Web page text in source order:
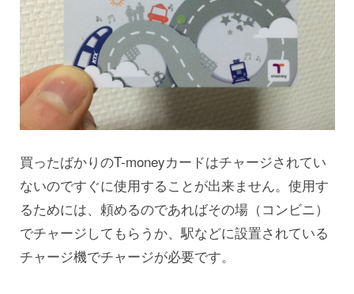
買ったばかりのT-moneyカードはチャージされてい
ないのですぐに使用することが出来ません。使用す
るためには、頼めるのであればその場（コンビニ）
でチャージしてもらうか、駅などに設置されている
チャージ機でチャージが必要です。